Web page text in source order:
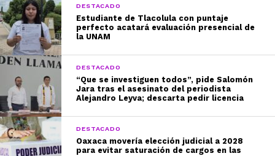
DESTACADO
Estudiante de Tlacolula con puntaje
perfecto acatará evaluación presencial de
la UNAM
DESTACADO
“Que se investiguen todos”, pide Salomón
Jara tras el asesinato del periodista
Alejandro Leyva; descarta pedir licencia
DESTACADO
Oaxaca movería elección judicial a 2028
para evitar saturación de cargos en las